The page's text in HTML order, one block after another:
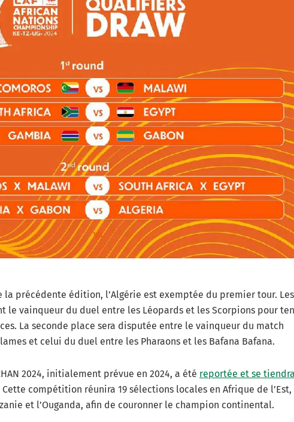
la précédente édition, l’Algérie est exemptée du premier tour. Les
le vainqueur du duel entre les Léopards et les Scorpions pour
La seconde place sera disputée entre le vainqueur du match
et celui du duel entre les Pharaons et les Bafana Bafana.
2024, initialement prévue en 2024, a été reportée et se tiendra
Cette compétition réunira 19 sélections locales en Afrique de l’Est,
et l’Ouganda, afin de couronner le champion continental.